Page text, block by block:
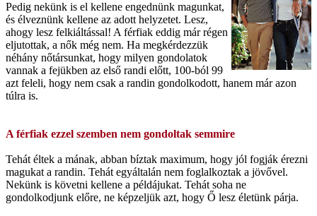
Pedig nekünk is el kellene engednünk magunkat,
és élveznünk kellene az adott helyzetet. Lesz,
ahogy lesz felkiáltással! A férfiak eddig már régen
eljutottak, a nők még nem. Ha megkérdezzük
néhány nőtársunkat, hogy milyen gondolatok
vannak a fejükben az első randi előtt, 100-ból 99
azt feleli, hogy nem csak a randin gondolkodott, hanem már azon
túlra is.
A férfiak ezzel szemben nem gondoltak semmire
Tehát éltek a mának, abban bíztak maximum, hogy jól fogják érezni
magukat a randin. Tehát egyáltalán nem foglalkoztak a jövővel.
Nekünk is követni kellene a példájukat. Tehát soha ne
gondolkodjunk előre, ne képzeljük azt, hogy Ő lesz életünk párja.